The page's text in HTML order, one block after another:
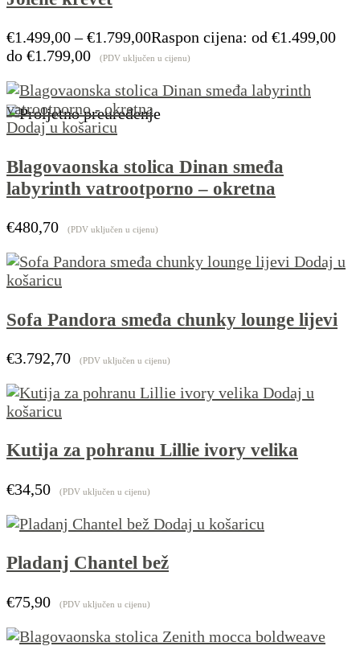
€1.499,00 – €1.799,00Raspon cijena: od €1.499,00
do €1.799,00
(PDV uključen u cijenu)
Dodaj u košaricu
Blagovaonska stolica Dinan smeđa
labyrinth vatrootporno – okretna
€480,70 (PDV uključen u cijenu)
Dodaj u
košaricu
Sofa Pandora smeđa chunky lounge lijevi
€3.792,70 (PDV uključen u cijenu)
Dodaj u
košaricu
Kutija za pohranu Lillie ivory velika
€34,50 (PDV uključen u cijenu)
Dodaj u košaricu
Pladanj Chantel bež
€75,90 (PDV uključen u cijenu)